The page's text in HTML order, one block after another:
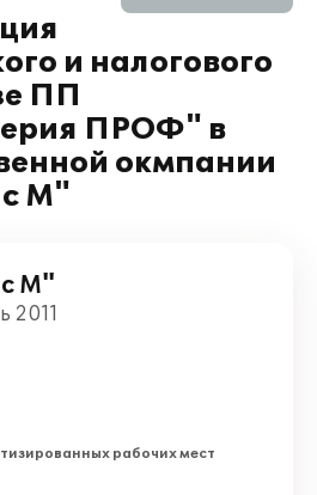
и налогового
ПП
ПРОФ" в
окмпании
М"
М"
2011
рабочих мест